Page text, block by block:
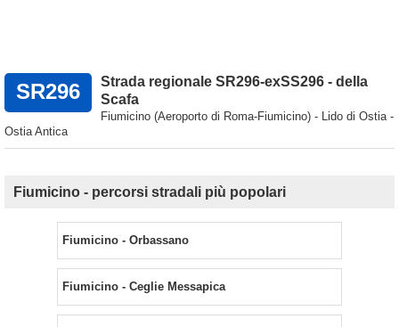
SR296
Strada regionale SR296-exSS296 - della
Scafa
Fiumicino (Aeroporto di Roma-Fiumicino) - Lido di Ostia -
Ostia Antica
Fiumicino - percorsi stradali più popolari
Fiumicino - Orbassano
Fiumicino - Ceglie Messapica